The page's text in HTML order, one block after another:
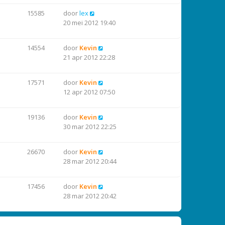
15585 doorlex
20 mei 2012 19:40
14554 door Kevin
21 apr 2012 22:28
17571 door Kevin
12 apr 2012 07:50
19136 door Kevin
30 mar 2012 22:25
26670 door Kevin
28 mar 2012 20:44
17456 door Kevin
28 mar 2012 20:42